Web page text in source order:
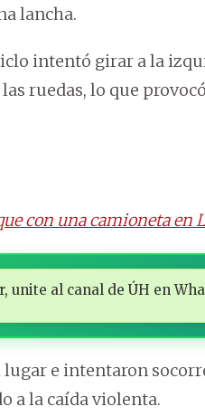
lancha.
intentó girar a la
ruedas, lo que
con una camioneta en
unite al canal de ÚH en
e intentaron
a la caída violenta.